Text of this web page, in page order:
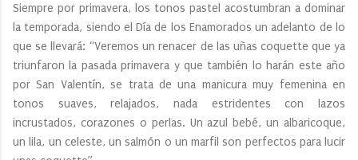
Siempre por primavera, los tonos pastel acostumbran a dominar
la temporada, siendo el Día de los Enamorados un adelanto de lo
que se llevará: “Veremos un renacer de las uñas coquette que ya
triunfaron la pasada primavera y que también lo harán este año
por San Valentín, se trata de una manicura muy femenina en
tonos suaves, relajados, nada estridentes con lazos
incrustados, corazones o perlas. Un azul bebé, un albaricoque,
un lila, un celeste, un salmón o un marfil son perfectos para lucir